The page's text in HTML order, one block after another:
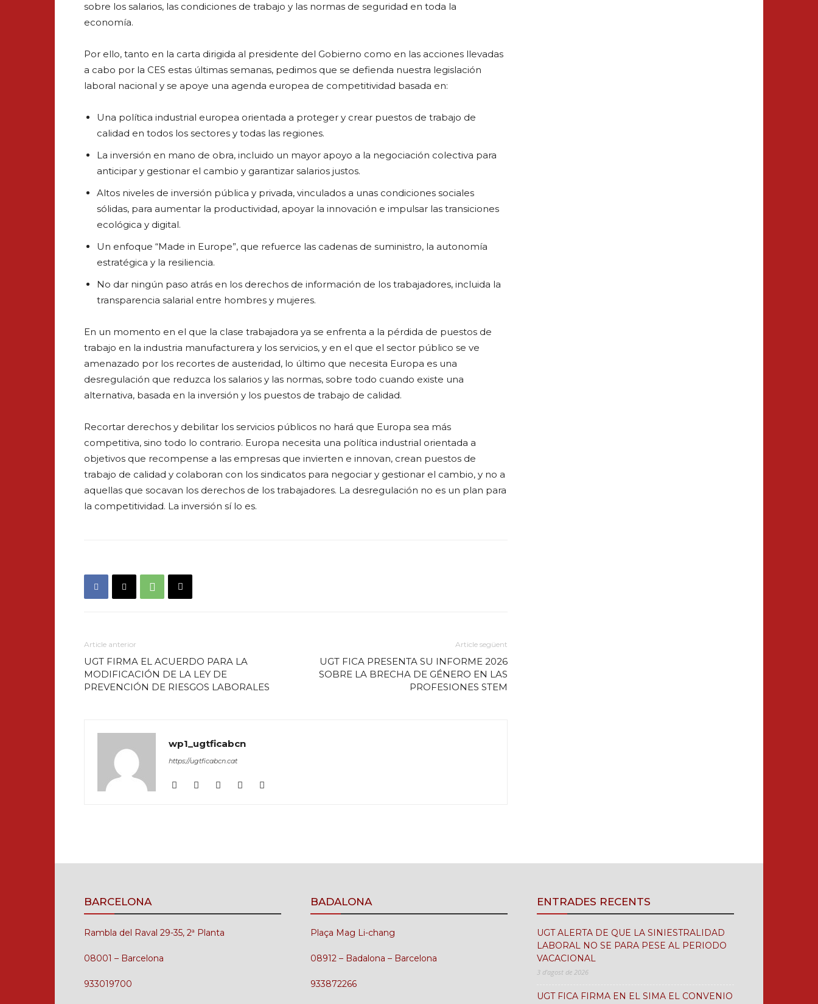
sobre los salarios, las condiciones de trabajo y las normas de seguridad en toda la
economía.
Por ello, tanto en la carta dirigida al presidente del Gobierno como en las acciones llevadas
a cabo por la CES estas últimas semanas, pedimos que se defienda nuestra legislación
laboral nacional y se apoye una agenda europea de competitividad basada en:
Una política industrial europea orientada a proteger y crear puestos de trabajo de
calidad en todos los sectores y todas las regiones.
La inversión en mano de obra, incluido un mayor apoyo a la negociación colectiva para
anticipar y gestionar el cambio y garantizar salarios justos.
Altos niveles de inversión pública y privada, vinculados a unas condiciones sociales
sólidas, para aumentar la productividad, apoyar la innovación e impulsar las transiciones
ecológica y digital.
Un enfoque “Made in Europe”, que refuerce las cadenas de suministro, la autonomía
estratégica y la resiliencia.
No dar ningún paso atrás en los derechos de información de los trabajadores, incluida la
transparencia salarial entre hombres y mujeres.
En un momento en el que la clase trabajadora ya se enfrenta a la pérdida de puestos de
trabajo en la industria manufacturera y los servicios, y en el que el sector público se ve
amenazado por los recortes de austeridad, lo último que necesita Europa es una
desregulación que reduzca los salarios y las normas, sobre todo cuando existe una
alternativa, basada en la inversión y los puestos de trabajo de calidad.
Recortar derechos y debilitar los servicios públicos no hará que Europa sea más
competitiva, sino todo lo contrario. Europa necesita una política industrial orientada a
objetivos que recompense a las empresas que invierten e innovan, crean puestos de
trabajo de calidad y colaboran con los sindicatos para negociar y gestionar el cambio, y no a
aquellas que socavan los derechos de los trabajadores. La desregulación no es un plan para
la competitividad. La inversión sí lo es.
Article anterior
UGT FIRMA EL ACUERDO PARA LA
MODIFICACIÓN DE LA LEY DE
PREVENCIÓN DE RIESGOS LABORALES
Article següent
UGT FICA PRESENTA SU INFORME 2026
SOBRE LA BRECHA DE GÉNERO EN LAS
PROFESIONES STEM
wp1_ugtficabcn
https://ugtficabcn.cat
BARCELONA
Rambla del Raval 29-35, 2ª Planta
08001 – Barcelona
933019700
BADALONA
Plaça Mag Li-chang
08912 – Badalona – Barcelona
933872266
ENTRADES RECENTS
UGT ALERTA DE QUE LA SINIESTRALIDAD
LABORAL NO SE PARA PESE AL PERIODO
VACACIONAL
3 d'agost de 2026
UGT FICA FIRMA EN EL SIMA EL CONVENIO